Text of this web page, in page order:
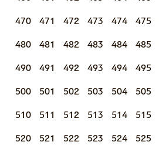
470 471 472 473 474 475
480 481 482 483 484 485
490 491 492 493 494 495
500 501 502 503 504 505
510 511 512 513 514 515
520 521 522 523 524 525